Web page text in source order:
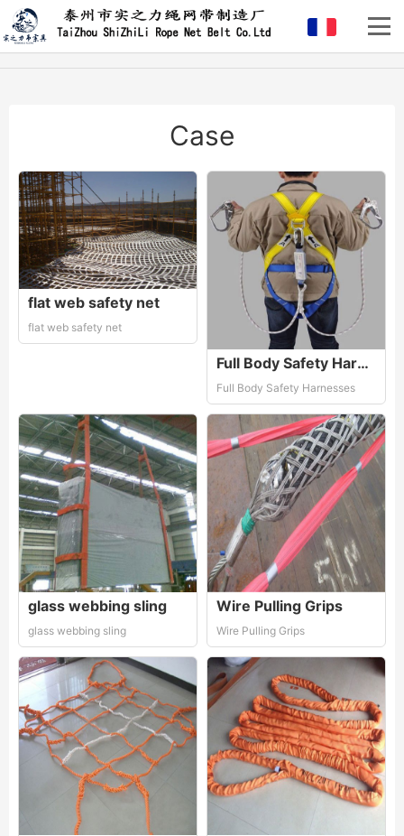
Case
flat web safety net
flat web safety net
Full Body Safety Harnesses
Full Body Safety Harnesses
glass webbing sling
glass webbing sling
Wire Pulling Grips
Wire Pulling Grips